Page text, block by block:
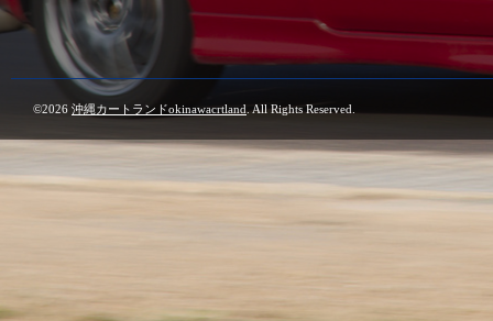
©2026 沖縄カートランドokinawacrtland . All Rights Reserved.